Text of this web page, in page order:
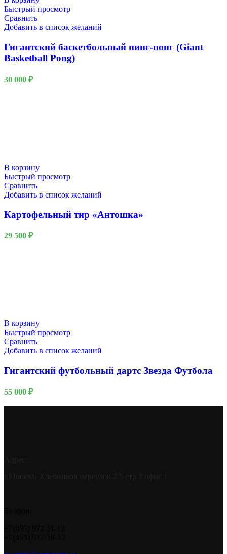
Быстрый просмотр
Сравнить
Добавить в список желаний
Гигантский баскетбольный пинг-понг (Giant
Basketball Pong)
30 000 ₽
В корзину
Быстрый просмотр
Сравнить
Добавить в список желаний
Картофельный тир «Антошка»
29 500 ₽
В корзину
Быстрый просмотр
Сравнить
Добавить в список желаний
Гигантский футбольный дартс Звезда Футбола
55 000 ₽